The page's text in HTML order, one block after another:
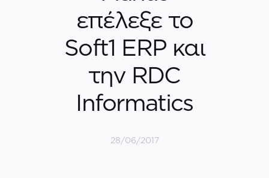
επέλεξε το
Soft1 ERP και
την RDC
Informatics
28/06/2017